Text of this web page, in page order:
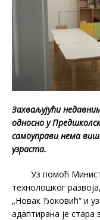
Захваљујући
односно у
самоуправи нема
узраста.
Уз помоћ
технолошког
„Новак Ђoковић“ и
адаптирана је стара